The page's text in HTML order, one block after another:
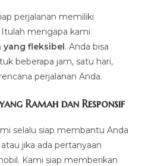
perjalanan memiliki
mengapa kami
yang fleksibel. Anda bisa
beberapa jam, satu hari,
perjalanan Anda.
Ramah dan Responsif
selalu siap membantu Anda
jika ada pertanyaan
Kami siap memberikan